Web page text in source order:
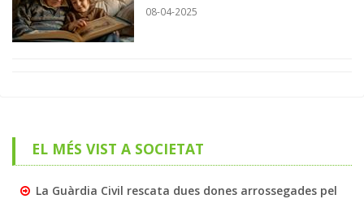
08-04-2025
EL MÉS VIST A SOCIETAT
La Guàrdia Civil rescata dues dones arrossegades pel